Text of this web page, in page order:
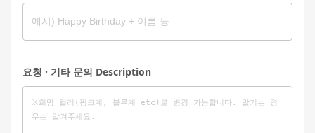
요청 · 기타 문의 Description